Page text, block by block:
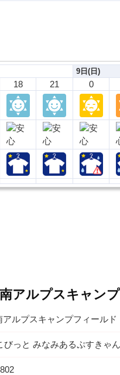
18 21
9日(日)
0
アルプスキャン
アルプスキャンプフィールド
びっと みなみあるぷすきゃ